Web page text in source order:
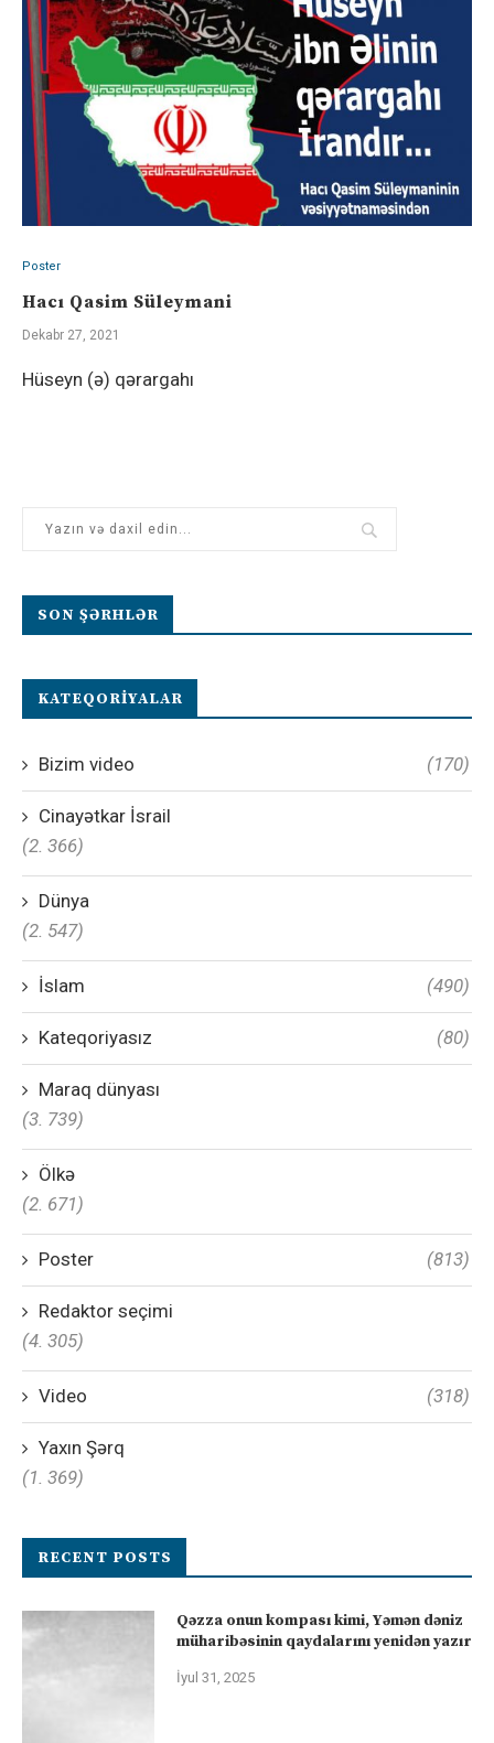
Poster
Hacı Qasim Süleymani
Dekabr 27, 2021
Hüseyn (ə) qərargahı
SON ŞƏRHLƏR
KATEQORIYALAR
Bizim video (170)
Cinayətkar İsrail
(2. 366)
Dünya
(2. 547)
İslam (490)
Kateqoriyasız (80)
Maraq dünyası
(3. 739)
Ölkə
(2. 671)
Poster (813)
Redaktor seçimi
(4. 305)
Video (318)
Yaxın Şərq
(1. 369)
RECENT POSTS
Qəzza onun kompası kimi, Yəmən dəniz
müharibəsinin qaydalarını yenidən yazır
İyul 31, 2025